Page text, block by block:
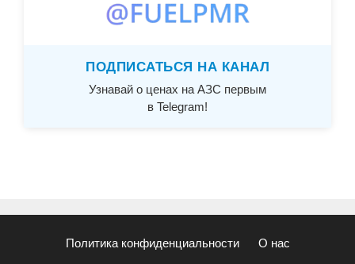
ПОДПИСАТЬСЯ НА КАНАЛ
Узнавай о ценах на АЗС первым
в Telegram!
Политика конфиденциальности О нас